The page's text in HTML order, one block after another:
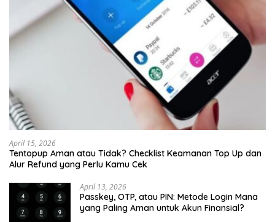
April 15, 2026
Tentopup Aman atau Tidak? Checklist Keamanan Top Up dan
Alur Refund yang Perlu Kamu Cek
April 13, 2026
Passkey, OTP, atau PIN: Metode Login Mana
yang Paling Aman untuk Akun Finansial?